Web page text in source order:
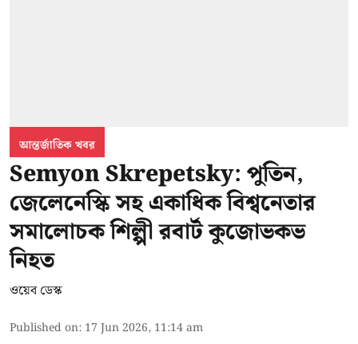
আন্তর্জাতিক খবর
Semyon Skrepetsky: পুতিন,
জেলেনেস্কি সহ একাধিক বিশ্বনেতার
সমালোচক শিল্পী রবার্ট কুজোভকভ
নিহত
ওয়েব ডেস্ক
Published on: 17 Jun 2026, 11:14 am